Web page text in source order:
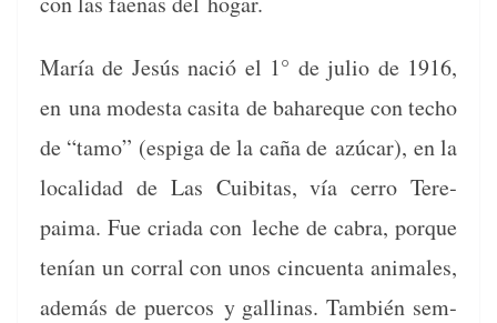
María de Jesús nació el 1° de julio de 1916,
enuna mod­es­ta casita de bahareque con techo
de “tamo” (espi­ga de la caña deazú­car), en la
local­i­dad de Las Cuibitas, vía cer­ro Tere­
paima. Fue cri­a­da con leche de cabra, porque
tenían un cor­ral con unos cin­cuen­ta ani­males,
además de puer­cos y gal­li­nas. Tam­bién sem­